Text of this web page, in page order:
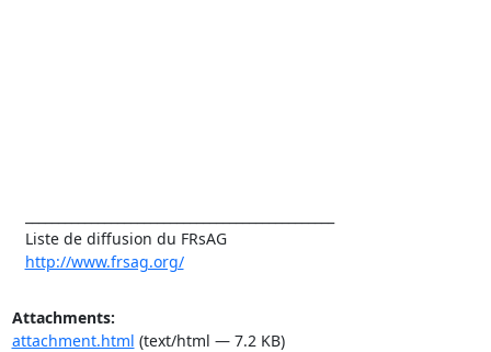
http://www.frsag.org/
Attachments:
attachment.html (text/html — 7.2 KB)